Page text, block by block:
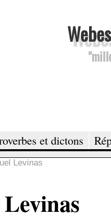
et dictons
Levinas